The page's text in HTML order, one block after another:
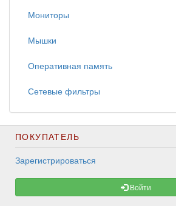
Мониторы
Мышки
Оперативная память
Сетевые фильтры
ПОКУПАТЕЛЬ
Зарегистрироваться
Войти